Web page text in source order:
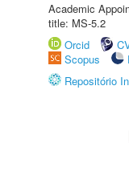
Academic
title: MS-5.2
Orcid
Scopus
Repositório